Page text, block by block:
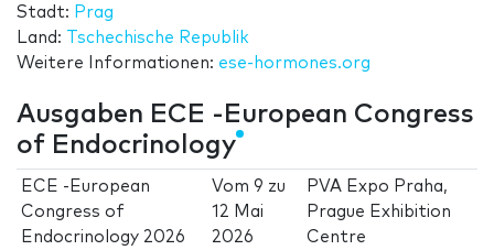
Stadt: Prag
Land:
Tschechische Republik
Weitere Informationen: ese-hormones.org
Ausgaben ECE -European Congress
of Endocrinology
ECE -European
Congress of
Endocrinology 2026
Vom9 zu
12 Mai
2026
PVA Expo Praha,
Prague Exhibition
Centre